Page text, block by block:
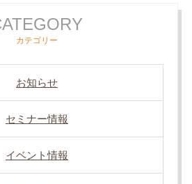
カテゴリー
お知らせ
セミナー情報
イベント情報